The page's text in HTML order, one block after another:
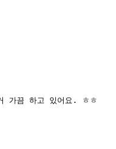
가끔 하고 있어요. ㅎㅎ